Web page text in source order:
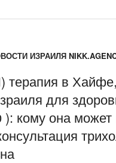
ИЗРАИЛЯ
терапия в
для